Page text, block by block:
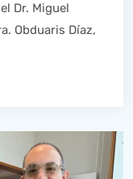
Dr. Miguel
Obduaris Díaz,